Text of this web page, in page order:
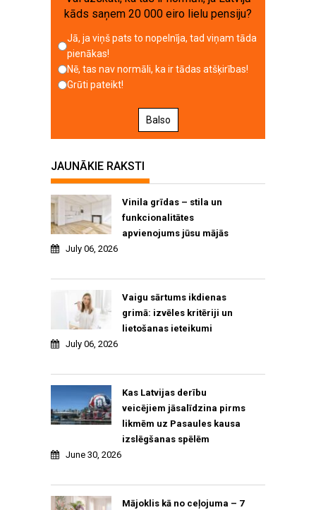
kāds saņem 20 000 eiro lielu pensiju?
Jā, ja viņš pats to nopelnīja, tad viņam tāda
pienākas!
Nē, tas nav normāli, ka ir tādas atšķirības!
Grūti pateikt!
Balso
JAUNĀKIE RAKSTI
Vinila grīdas – stila un
funkcionalitātes
apvienojums jūsu mājās
July 06, 2026
Vaigu sārtums ikdienas
grimā: izvēles kritēriji un
lietošanas ieteikumi
July 06, 2026
Kas Latvijas derību
veicējiem jāsalīdzina pirms
likmēm uz Pasaules kausa
izslēgšanas spēlēm
June 30, 2026
Mājoklis kā no ceļojuma – 7